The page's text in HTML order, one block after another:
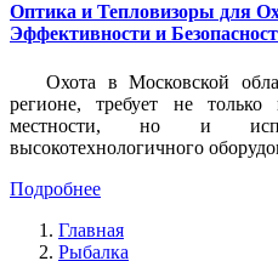
Оптика и Тепловизоры для
Эффективности и
Охота в Московской
регионе, требует не
местности, но и
высокотехнологичного
Подробнее
Главная
Рыбалка